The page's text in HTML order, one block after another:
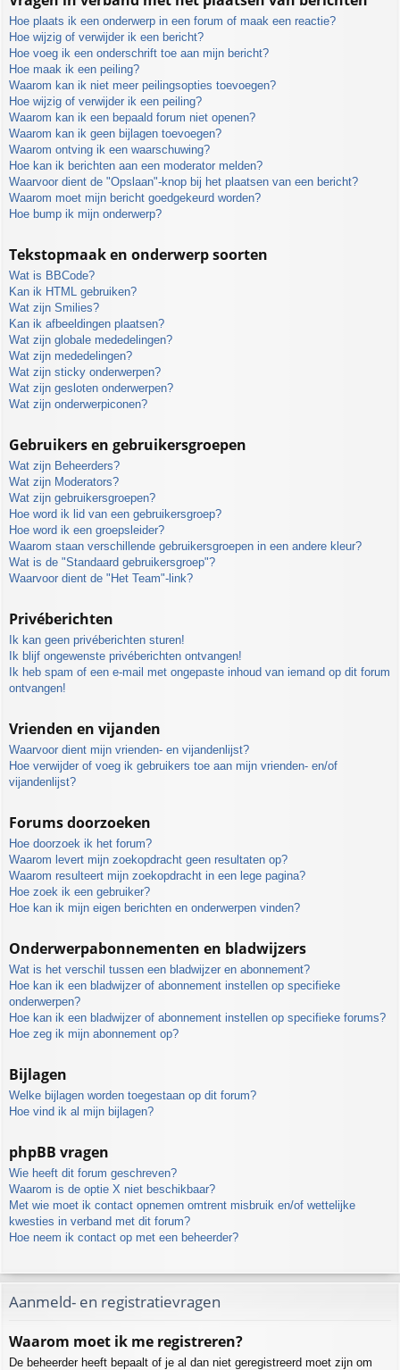
Hoe plaats ik een onderwerp in een forum of maak een reactie?
Hoe wijzig of verwijder ik een bericht?
Hoe voeg ik een onderschrift toe aan mijn bericht?
Hoe maak ik een peiling?
Waarom kan ik niet meer peilingsopties toevoegen?
Hoe wijzig of verwijder ik een peiling?
Waarom kan ik een bepaald forum niet openen?
Waarom kan ik geen bijlagen toevoegen?
Waarom ontving ik een waarschuwing?
Hoe kan ik berichten aan een moderator melden?
Waarvoor dient de "Opslaan"-knop bij het plaatsen van een bericht?
Waarom moet mijn bericht goedgekeurd worden?
Hoe bump ik mijn onderwerp?
Tekstopmaak en onderwerp soorten
Wat is BBCode?
Kan ik HTML gebruiken?
Wat zijn Smilies?
Kan ik afbeeldingen plaatsen?
Wat zijn globale mededelingen?
Wat zijn mededelingen?
Wat zijn sticky onderwerpen?
Wat zijn gesloten onderwerpen?
Wat zijn onderwerpiconen?
Gebruikers en gebruikersgroepen
Wat zijn Beheerders?
Wat zijn Moderators?
Wat zijn gebruikersgroepen?
Hoe word ik lid van een gebruikersgroep?
Hoe word ik een groepsleider?
Waarom staan verschillende gebruikersgroepen in een andere kleur?
Wat is de "Standaard gebruikersgroep"?
Waarvoor dient de "Het Team"-link?
Privéberichten
Ik kan geen privéberichten sturen!
Ik blijf ongewenste privéberichten ontvangen!
Ik heb spam of een e-mail met ongepaste inhoud van iemand op dit forum
ontvangen!
Vrienden en vijanden
Waarvoor dient mijn vrienden- en vijandenlijst?
Hoe verwijder of voeg ik gebruikers toe aan mijn vrienden- en/of
vijandenlijst?
Forums doorzoeken
Hoe doorzoek ik het forum?
Waarom levert mijn zoekopdracht geen resultaten op?
Waarom resulteert mijn zoekopdracht in een lege pagina?
Hoe zoek ik een gebruiker?
Hoe kan ik mijn eigen berichten en onderwerpen vinden?
Onderwerpabonnementen en bladwijzers
Wat is het verschil tussen een bladwijzer en abonnement?
Hoe kan ik een bladwijzer of abonnement instellen op specifieke
onderwerpen?
Hoe kan ik een bladwijzer of abonnement instellen op specifieke forums?
Hoe zeg ik mijn abonnement op?
Bijlagen
Welke bijlagen worden toegestaan op dit forum?
Hoe vind ik al mijn bijlagen?
phpBB vragen
Wie heeft dit forum geschreven?
Waarom is de optie X niet beschikbaar?
Met wie moet ik contact opnemen omtrent misbruik en/of wettelijke
kwesties in verband met dit forum?
Hoe neem ik contact op met een beheerder?
Aanmeld- en registratievragen
Waarom moet ik me registreren?
De beheerder heeft bepaalt of je al dan niet geregistreerd moet zijn om